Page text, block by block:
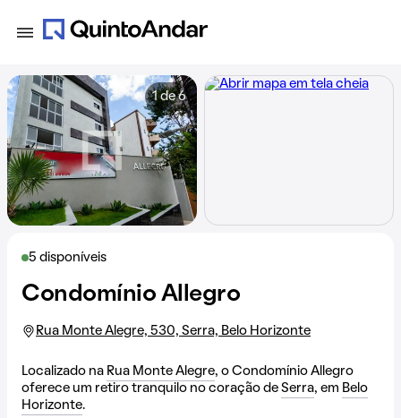
5 disponíveis
Condomínio Allegro
Rua Monte Alegre, 530, Serra, Belo Horizonte
Localizado na Rua Monte Alegre, o Condomínio Allegro
oferece um retiro tranquilo no coração de Serra, em Belo
Horizonte.
1 de 6